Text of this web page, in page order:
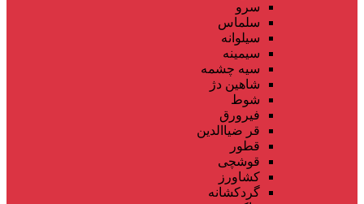
سرو
سلماس
سیلوانه
سیمینه
سیه چشمه
شاهین دژ
شوط
فیرورق
قر ضیاالدین
قطور
قوشچی
کشاورز
گردکشانه